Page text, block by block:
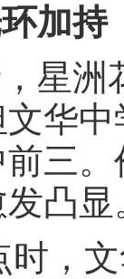
加持
星洲
华
三
凸显
，